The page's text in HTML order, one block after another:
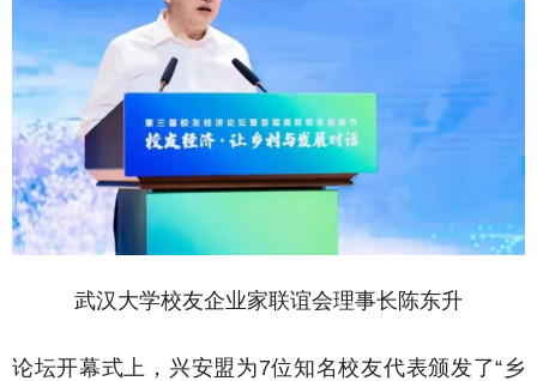
武汉大学校友企业家联谊会理事长陈东升
论坛开幕式上，兴安盟为7位知名校友代表颁发了“乡